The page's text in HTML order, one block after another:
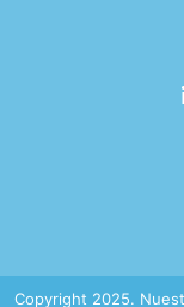
Copyright 2025.